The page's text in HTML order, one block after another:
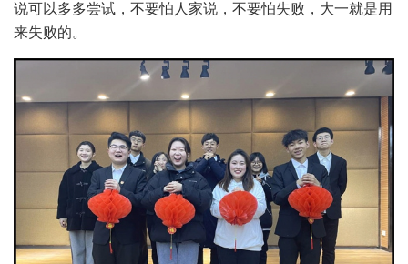
说可以多多尝试，不要怕人家说，不要怕失败，大一就是用
来失败的。